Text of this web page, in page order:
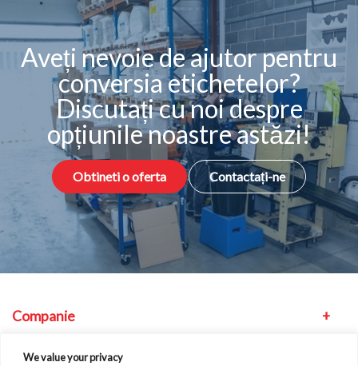
We value your privacy
Aveți nevoie de ajutor pentru
conversia etichetelor?
Discutați cu noi despre
opțiunile noastre astăzi!
Obtineti o oferta Contactați-ne
Companie
Echipament